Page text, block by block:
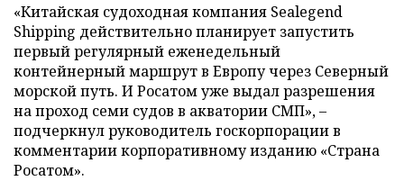
«Китайская судоходная компания Sealegend
Shipping действительно планирует запустить
первый регулярный еженедельный
контейнерный маршрут в Европу через Северный
морской путь. И Росатом уже выдал разрешения
на проход семи судов в акватории СМП», –
подчеркнул руководитель госкорпорации в
комментарии корпоративному изданию «Страна
Росатом».